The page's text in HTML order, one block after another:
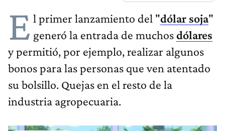
E l primer lanzamiento del "dólar soja"
generó la entrada de muchosdólares
y permitió, por ejemplo, realizar algunos
bonos para las personas que ven atentado
su bolsillo. Quejas en el resto de la
industria agropecuaria.